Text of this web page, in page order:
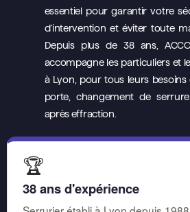
essentiel pour garantir votre
d’intervention et éviter toute
Depuis plus de 38 ans,
accompagne les particuliers et
à Lyon, pour tous leurs
porte, changement de
après effraction.
🏆
38 ans d'expérience